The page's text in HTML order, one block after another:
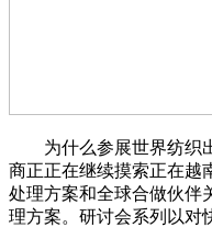
为什么参展世界纺织出
商正正在继续摸索正在越
处理方案和全球合做伙伴
理方案。研讨会系列以对